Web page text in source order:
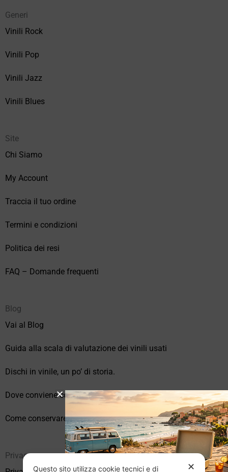
Generi
Vinili Rock
Vinili Pop
Vinili Jazz
Vinili Blues
Site
Chi Siamo
My Account
Traccia il tuo ordine
Termini e condizioni
Politica dei resi
FAQ – Domande frequenti
Blog
Vai al Blog
Guida alla scala di valutazione dei vinili usati
Dischi in vinile, un po’ di storia.
Dove conviene comprare vinili online?
Come conservare correttamente i vinili usati
Privacy
✕
Questo sito utilizza cookie tecnici e di